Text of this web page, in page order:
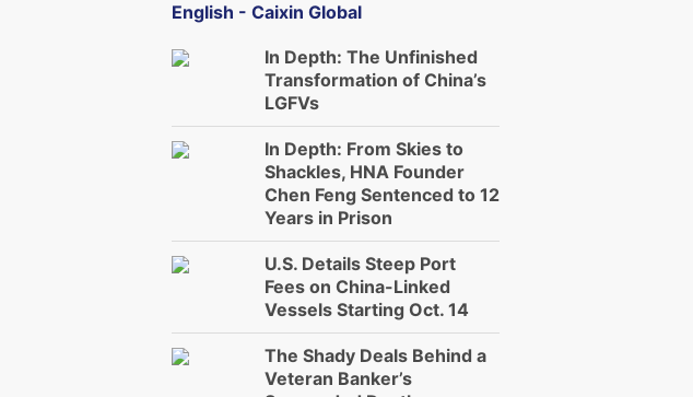
English - Caixin Global
In Depth: The Unfinished
Transformation of China’s
LGFVs
In Depth: From Skies to
Shackles, HNA Founder
Chen Feng Sentenced to 12
Years in Prison
U.S. Details Steep Port
Fees on China-Linked
Vessels Starting Oct. 14
The Shady Deals Behind a
Veteran Banker’s